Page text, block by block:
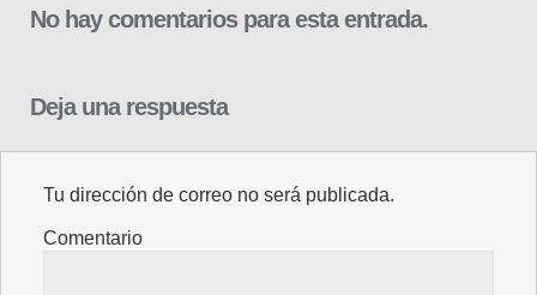
No hay comentarios para esta entrada.
Deja una respuesta
Tu dirección de correo no será publicada.
Comentario